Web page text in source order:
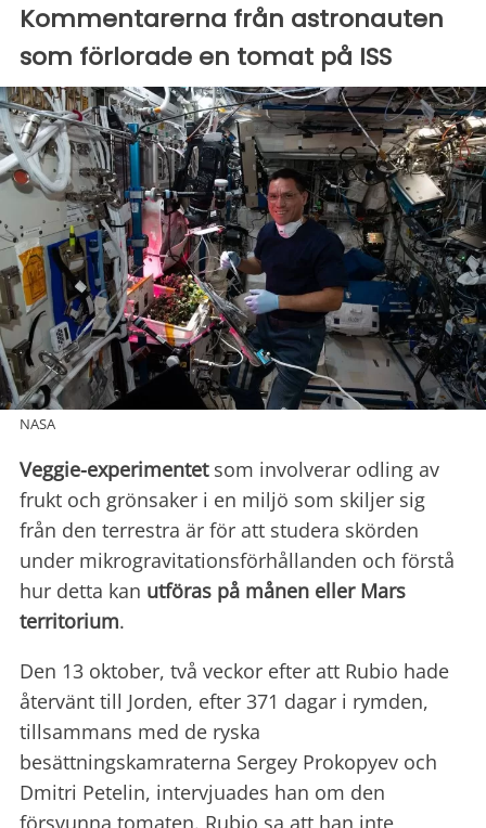
Kommentarerna från astronauten
som förlorade en tomat på ISS
NASA
Veggie-experimentetsom involverar odling av
frukt och grönsaker i en miljö som skiljer sig
från den terrestra är för att studera skörden
under mikrogravitationsförhållanden och förstå
hur detta kan utföras på månen eller Mars
territorium.
Den 13 oktober, två veckor efter att Rubio hade
återvänt till Jorden, efter 371 dagar i rymden,
tillsammans med de ryska
besättningskamraterna Sergey Prokopyev och
Dmitri Petelin, intervjuades han om den
försvunna tomaten. Rubio sa att han inte